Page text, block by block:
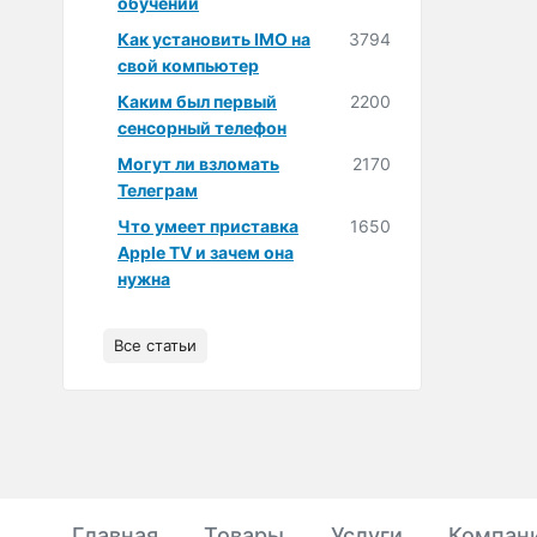
Как установить IMO на
свой компьютер
3794
Каким был первый
сенсорный телефон
2200
Могут ли взломать
Телеграм
2170
Что умеет приставка
Apple TV и зачем она
нужна
1650
Все статьи